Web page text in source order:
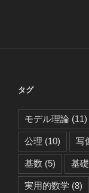
タグ
モデル理論 (11)
公理 (10) 写
基数 (5) 基礎
実用的数学 (8)